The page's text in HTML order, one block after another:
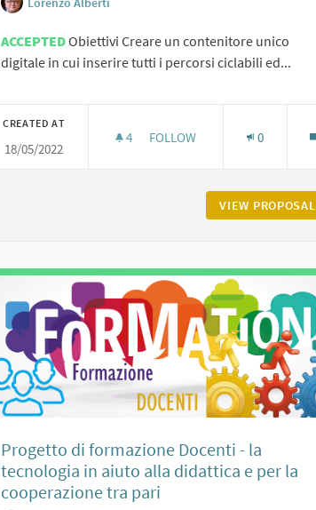
ACCEPTEDObiettivi Creare un contenitore unico
digitale in cui inserire tutti i percorsi ciclabili ed...
CREATED AT
18/05/2022
4 4 FOLLOWERS
FOLLOW 0
VIEW PROPOSAL
Progetto di formazione Docenti - la
tecnologia in aiuto alla didattica e per la
cooperazione tra pari